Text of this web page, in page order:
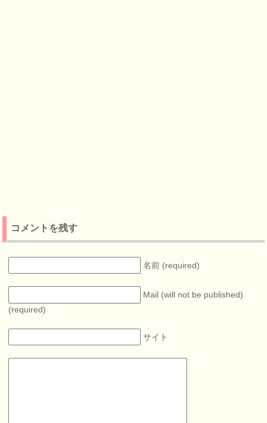
コメントを残す
名前 (required)
Mail (will not be published)
(required)
サイト